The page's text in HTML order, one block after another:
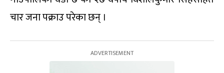
चार जना पक्राउ परेका छन् ।